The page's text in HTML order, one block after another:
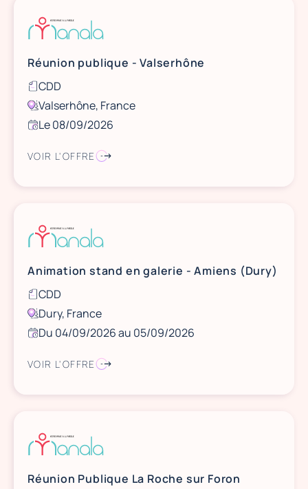
Réunion publique - Valserhône
CDD
Valserhône, France
Le 08/09/2026
VOIR L'OFFRE
Animation stand en galerie - Amiens (Dury)
CDD
Dury, France
Du 04/09/2026 au 05/09/2026
VOIR L'OFFRE
Réunion Publique La Roche sur Foron